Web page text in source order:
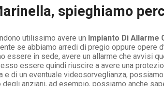
spieghiamo
utilissimo avere un Impianto Di Allarme
se abbiamo arredi di pregio oppure opere
essere in sede, avere un allarme che avvisi
essere quindi riuscire a avere una
e di un eventuale videosorveglianza,
anziani, ad esempio, possiamo anche